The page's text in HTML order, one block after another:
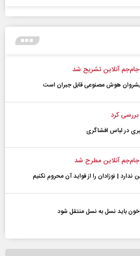
آنلاین تشریح شد
پیشرو‌ان هوش مصنوعی قابل جبران است
کرد
در لباس افشاگری
آنلاین مطرح شد
ندارد | نوزادان را از فواید آن محروم نکنیم
باید نسل به نسل منتقل شود